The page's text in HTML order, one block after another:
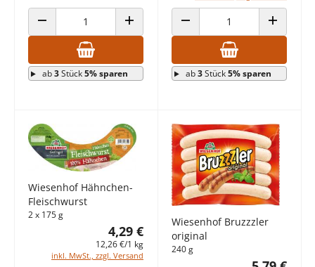
ANZAHL VERRINGERN ANZAHL ERHÖHEN
ab3Stück5% sparen
ANZAHL VERRINGERN ANZAHL
ab3Stück5% sparen
Wiesenhof Hähnchen-
Fleischwurst
2 x 175 g
4,29 €
12,26 €/1 kg
inkl. MwSt., zzgl. Versand
Wiesenhof Bruzzzler
original
240 g